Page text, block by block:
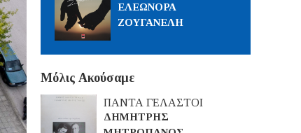
ΕΛΕΩΝΟΡΑ
ΖΟΥΓΑΝΕΛΗ
Μόλις Ακούσαμε
ΠΑΝΤΑ ΓΕΛΑΣΤΟΙ
ΔΗΜΗΤΡΗΣ